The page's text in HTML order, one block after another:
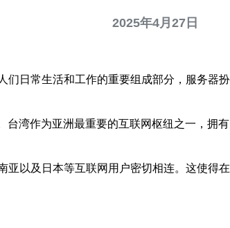
2025年4月27日
日常生活和工作的重要组成部分，服务器
湾作为亚洲最重要的互联网枢纽之一，拥
以及日本等互联网用户密切相连。这使得